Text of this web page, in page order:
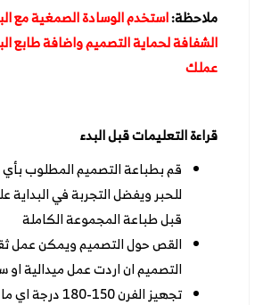
ملاحظة:استخدم الوسادة الصمغية مع
الشفافة لحماية التصميم واضافة طابع
عملك
قراءة التعليمات قبل البدء
قم بطباعة التصميم المطلوب
للحبر ويفضل التجربة في البداية
قبل طباعة المجموعة الكاملة
القص حول التصميم ويمكن عمل
التصميم ان اردت عمل ميدالية او